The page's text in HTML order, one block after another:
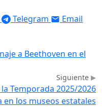
Telegram Email
a Beethoven en el
Siguiente
Temporada 2025/2026
en los museos estatales